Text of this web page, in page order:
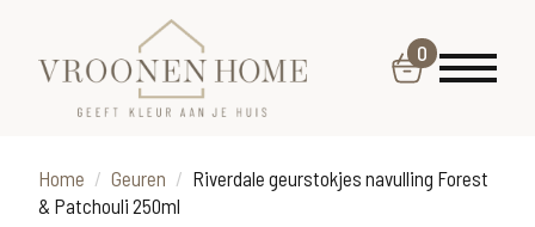
0
Home Geuren
Riverdale geurstokjes navulling Forest
& Patchouli 250ml